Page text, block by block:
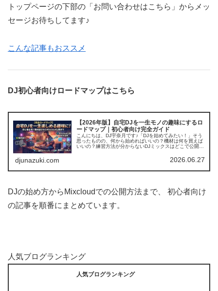
トップページの下部の「お問い合わせはこちら」からメッ
セージお待ちしてます♪
こんな記事もおススメ
DJ初心者向けロードマップはこちら
【2026年版】自宅DJを一生モノの趣味にするロ
ードマップ｜初心者向け完全ガイド
こんにちは、DJ宇奈月です♪「DJを始めてみたい！」そう
思ったものの、何から始めればいいの？機材は何を買えば
いいの？練習方法が分からないDJミックスはどこで公開す
djunazuki.com 2026.06.27
DJの始め方からMixcloudでの公開方法まで、 初心者向け
の記事を順番にまとめています。
人気ブログランキング
人気ブログランキング